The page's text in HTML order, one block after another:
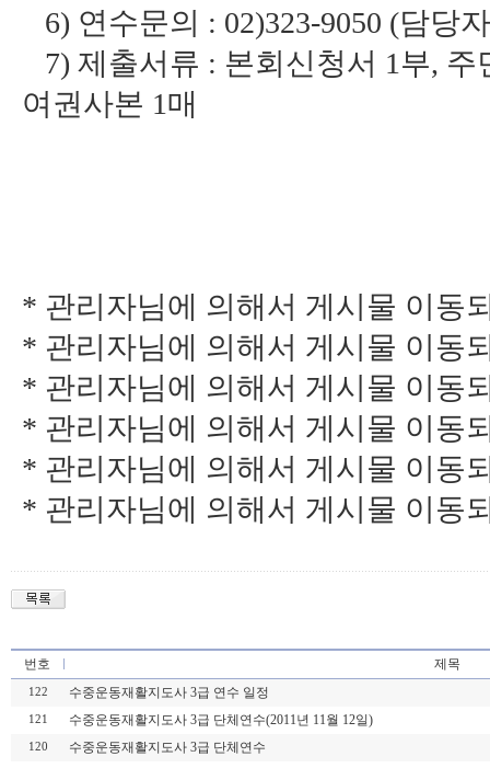
6) 연수문의 : 02)323-9050 (담당
7) 제출서류 : 본회신청서 1부, 주
여권사본 1매
* 관리자님에 의해서 게시물 이동
* 관리자님에 의해서 게시물 이동
* 관리자님에 의해서 게시물 이동
* 관리자님에 의해서 게시물 이동
* 관리자님에 의해서 게시물 이동
* 관리자님에 의해서 게시물 이동
번호 제목
122 수중운동재활지도사 3급 연수 일정
121 수중운동재활지도사 3급 단체연수(2011년 11월 12일)
120 수중운동재활지도사 3급 단체연수